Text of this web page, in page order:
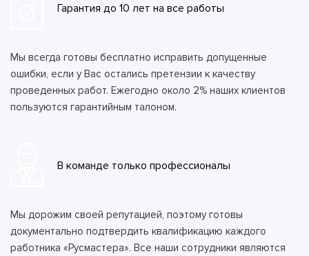
Гарантия до 10 лет на все работы
Мы всегда готовы бесплатно исправить допущенные
ошибки, если у Вас остались претензии к качеству
проведенных работ. Ежегодно около 2% наших клиентов
пользуются гарантийным талоном.
В команде только профессионалы
Мы дорожим своей репутацией, поэтому готовы
документально подтвердить квалификацию каждого
работника «Русмастера». Все наши сотрудники являются